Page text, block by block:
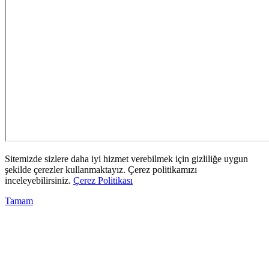
Sitemizde sizlere daha iyi hizmet verebilmek için gizliliğe uygun
şekilde çerezler kullanmaktayız. Çerez politikamızı
inceleyebilirsiniz. Çerez Politikası
Tamam